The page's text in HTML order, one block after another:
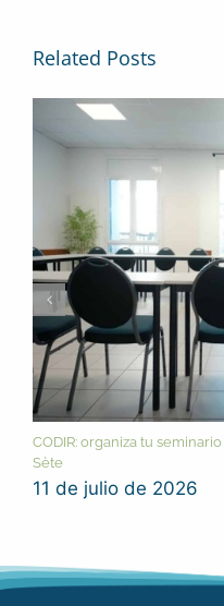
Related Posts
CODIR: organiza tu
Sète
11 de julio de 2026